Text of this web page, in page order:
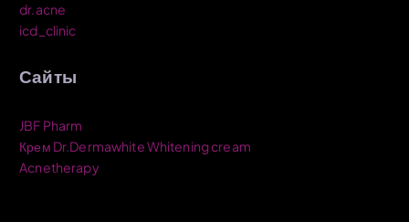
dr.acne
icd_clinic
Сайты
JBF Pharm
Крем Dr.Dermawhite Whitening cream
Acnetherapy